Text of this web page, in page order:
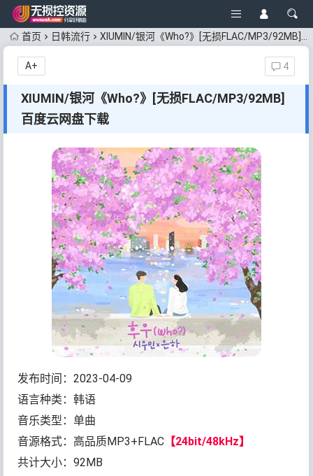
首页 日韩流行 XIUMIN/银河《Who?》[无损FLAC/MP3/92MB]百度云网盘下载
XIUMIN/银河《Who?》[无损FLAC/MP3/92MB]
百度云网盘下载
4
A+
发布时间：2023-04-09
语言种类：韩语
音乐类型：单曲
音源格式：高品质MP3+FLAC 【24bit/48kHz】
共计大小：92MB